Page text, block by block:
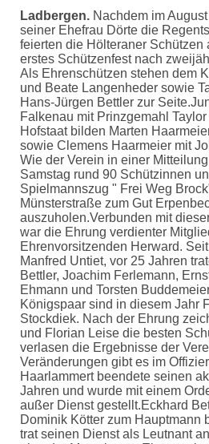
Ladbergen. Nachdem im
seiner Ehefrau Dörte die
feierten die Hölteraner Schützen
erstes Schützenfest nach
Als Ehrenschützen stehen dem
und Beate Langenheder sowie
Hans-Jürgen Bettler zur
Falkenau mit Prinzgemahl
Hofstaat bilden Marten
sowie Clemens Haarmeier mit
Wie der Verein in einer
Samstag rund 90 Schützinnen
Spielmannszug " Frei Weg
Münsterstraße zum Gut
auszuholen.Verbunden mit
war die Ehrung verdienter
Ehrenvorsitzenden Herward.
Manfred Untiet, vor 25 Jahren
Bettler, Joachim Ferlemann,
Ehmann und Torsten
Königspaar sind in diesem Jahr
Stockdiek. Nach der Ehrung
und Florian Leise die besten
verlasen die Ergebnisse der
Veränderungen gibt es im
Haarlammert beendete seinen
Jahren und wurde mit einem
außer Dienst gestellt.Eckhard
Dominik Kötter zum Hauptmann
trat seinen Dienst als Leutnant